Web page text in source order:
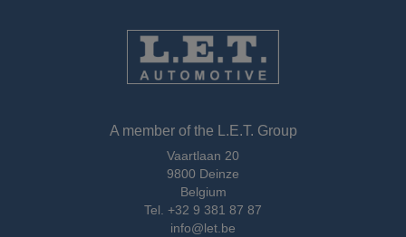
A member of the L.E.T. Group
Vaartlaan 20
9800 Deinze
Belgium
Tel. +32 9 381 87 87
info@let.be